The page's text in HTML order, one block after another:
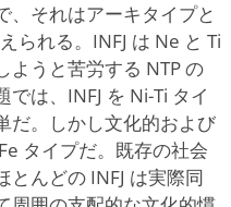
、それはアーキタイプと
られる。INFJ は Ne と Ti
ようと苦労する NTP の
は、INFJ を Ni-Ti タイ
だ。しかし文化的および
タイプだ。既存の社会
んどの INFJ は実際同